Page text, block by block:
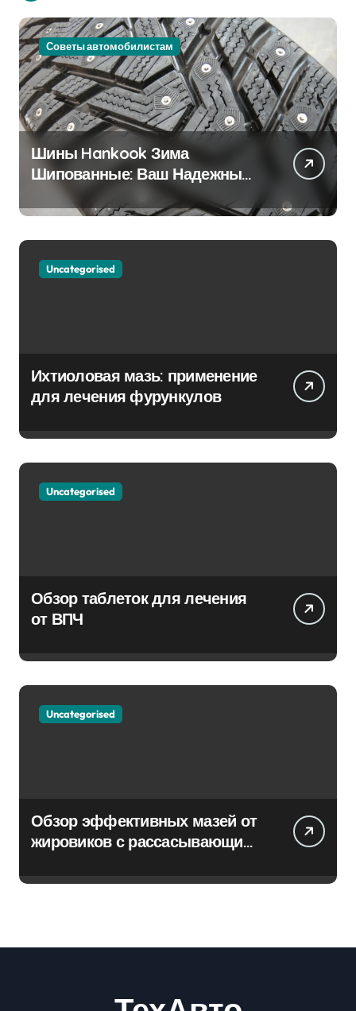
Советы автомобилистам
Шины Hankook Зима
Шипованные: Ваш Надежный
Партнёр на Снежных Дорогах
Uncategorised
Ихтиоловая мазь: применение
для лечения фурункулов
Uncategorised
Обзор таблеток для лечения
от ВПЧ
Uncategorised
Обзор эффективных мазей от
жировиков с рассасывающим